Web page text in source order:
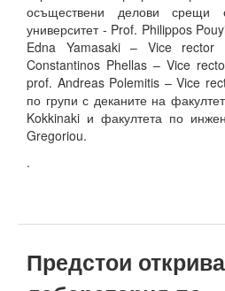
Електротехнически
Факултет по изчислителна
Машинно-технологичен
Корабостроителен факултет
Начало
Научноизследователски
осъществени делови срещи
университет - Prof. Philippos
Edna Yamasaki – Vice rector
Constantinos Phellas – Vice
prof. Andreas Polemitis – Vice
по групи с деканите на
Kokkinaki и факултета по
Gregoriou.
.
Предстои